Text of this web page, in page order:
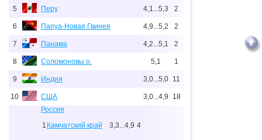
5 Перу 4,1...5,3 2
6 Папуа-Новая Гвинея 4,9...5,2 2
7 Панама 4,2...5,1 2
8 Соломоновы о. 5,1 1
9 Индия 3,0...5,0 11
10 США 3,0...4,9 18
Россия
1 Камчатский край 3,3...4,9 4